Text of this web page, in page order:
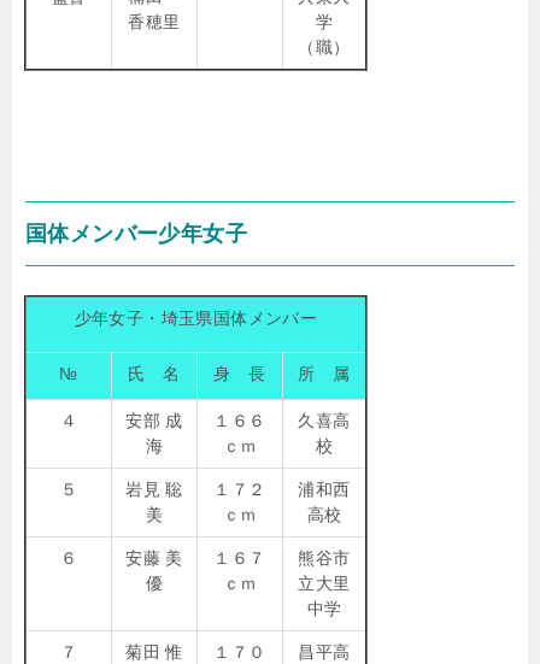
香穂里
学
（職）
国体メンバー少年女子
少年女子・埼玉県国体メンバー
№ 氏 名 身 長 所 属
４
安部 成
海
１６６
ｃｍ
久喜高
校
５
岩見 聡
美
１７２
ｃｍ
浦和西
高校
６
安藤 美
優
１６７
ｃｍ
熊谷市
立大里
中学
７
菊田 惟
１７０
昌平高